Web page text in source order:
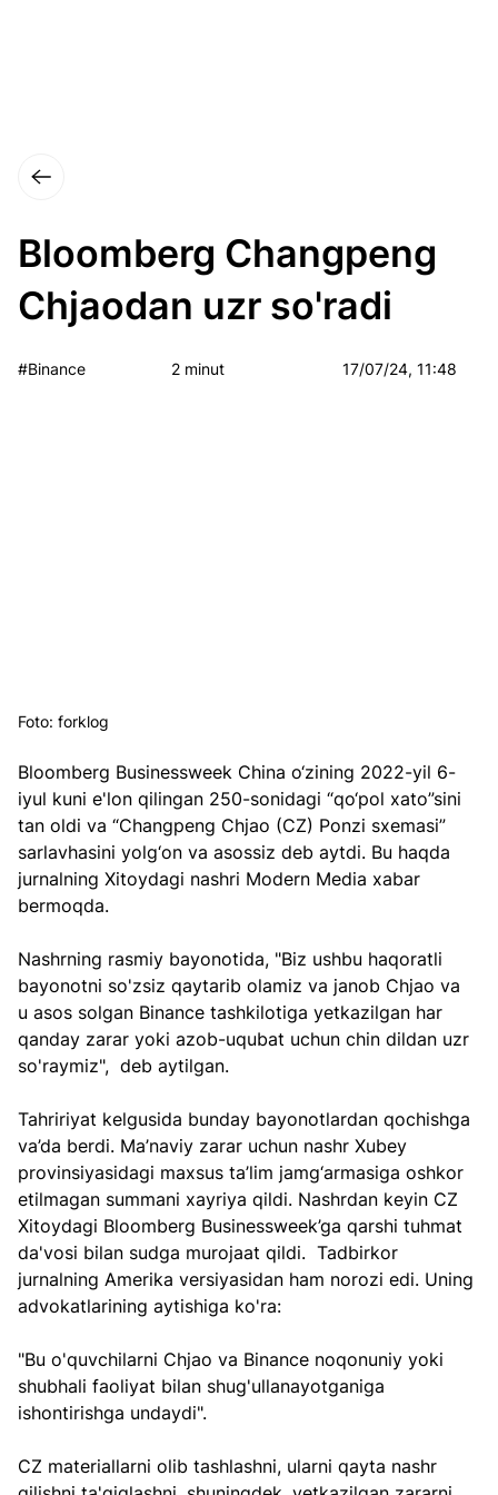
Bloomberg Changpeng
Chjaodan uzr so'radi
#Binance 2 minut 17/07/24, 11:48
Foto: forklog
Bloomberg Businessweek China o‘zining 2022-yil 6-
iyul kuni e'lon qilingan 250-sonidagi “qo‘pol xato”sini
tan oldi va “Changpeng Chjao (CZ) Ponzi sxemasi”
sarlavhasini yolg‘on va asossiz deb aytdi. Bu haqda
jurnalning Xitoydagi nashri Modern Media xabar
bermoqda.
Nashrning rasmiy bayonotida, "Biz ushbu haqoratli
bayonotni so'zsiz qaytarib olamiz va janob Chjao va
u asos solgan Binance tashkilotiga yetkazilgan har
qanday zarar yoki azob-uqubat uchun chin dildan uzr
so'raymiz",  deb aytilgan.
Tahririyat kelgusida bunday bayonotlardan qochishga
va’da berdi. Ma’naviy zarar uchun nashr Xubey
provinsiyasidagi maxsus ta’lim jamg‘armasiga oshkor
etilmagan summani xayriya qildi. Nashrdan keyin CZ
Xitoydagi Bloomberg Businessweek’ga qarshi tuhmat
da'vosi bilan sudga murojaat qildi.  Tadbirkor
jurnalning Amerika versiyasidan ham norozi edi. Uning
advokatlarining aytishiga ko'ra:
"Bu o'quvchilarni Chjao va Binance noqonuniy yoki
shubhali faoliyat bilan shug'ullanayotganiga
ishontirishga undaydi".
CZ materiallarni olib tashlashni, ularni qayta nashr